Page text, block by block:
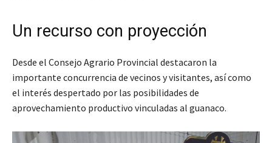
Un recurso con proyección
Desde el Consejo Agrario Provincial destacaron la
importante concurrencia de vecinos y visitantes, así como
el interés despertado por las posibilidades de
aprovechamiento productivo vinculadas al guanaco.